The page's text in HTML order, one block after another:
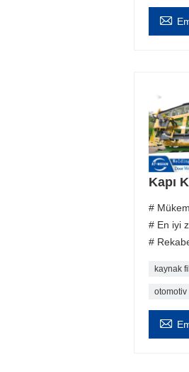

Kapı
#
# En iyi
#
kaynak
otomotiv
